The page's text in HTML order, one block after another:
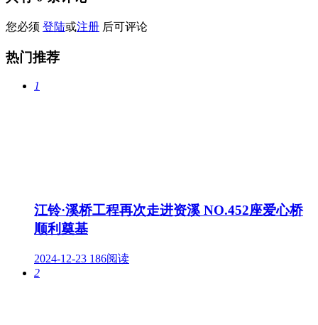
您必须 登陆或注册 后可评论
热门推荐
1
江铃·溪桥工程再次走进资溪 NO.452座爱心桥
顺利奠基
2024-12-23 186阅读
2